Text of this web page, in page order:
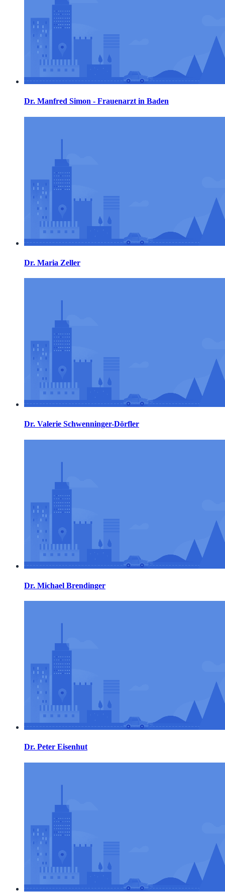
Dr. Manfred Simon - Frauenarzt in Baden
Dr. Maria Zeller
Dr. Valerie Schwenninger-Dörfler
Dr. Michael Brendinger
Dr. Peter Eisenhut